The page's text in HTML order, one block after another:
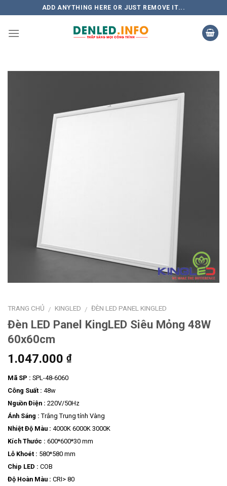
to
content
ADD ANYTHING HERE OR JUST REMOVE IT...
TRANG CHỦ / KINGLED / ĐÈN LED PANEL KINGLED
Đèn LED Panel KingLED Siêu Mỏng 48W
60x60cm
1.047.000 ₫
Mã SP : SPL-48-6060
Công Suất : 48w
Nguồn Điện : 220V/50Hz
Ánh Sáng : Trắng Trung tính Vàng
Nhiệt Độ Màu : 4000K 6000K 3000K
Kích Thước : 600*600*30 mm
Lỗ Khoét : 580*580 mm
Chip LED : COB
Độ Hoàn Màu : CRI> 80